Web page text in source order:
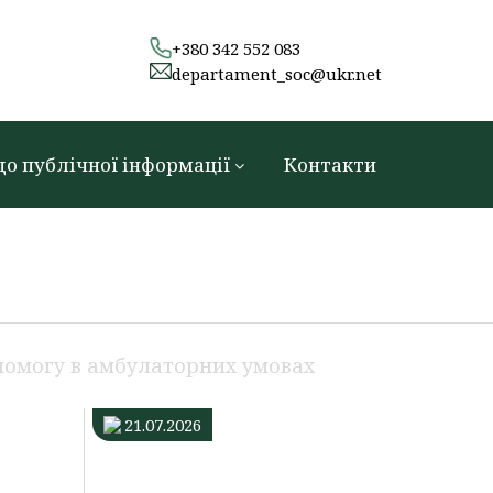
+380 342 552 083
departament_soc@ukr.net
публічної інформації Контакти
в амбулаторних умовах
Солодкий
майстер-
клас:
21.07.2026